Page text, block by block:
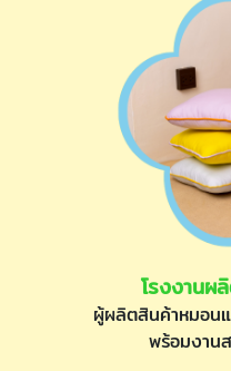
โรงงานผ
ผู้ผลิตสินค้าหมอน
พร้อมงาน